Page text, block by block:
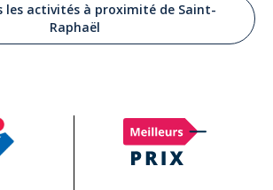
les activités à proximité de Saint-
Raphaël